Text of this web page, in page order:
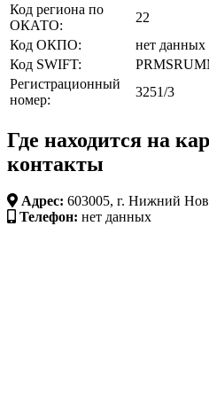
Код региона по
ОКАТО:
22
Код ОКПО:
нет данных
Код SWIFT:
Регистрационный
номер:
3251/3
Где находится на
контакты
Адрес: 603005, г. Нижний
Телефон: нет данных